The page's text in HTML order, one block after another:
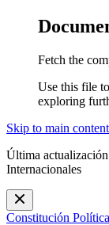
Fetch the
Use this file
exploring
Skip to main content
Última
Internacionales
Constitución